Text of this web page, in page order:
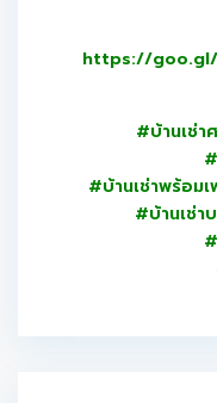
https://goo.gl/
#บ้านเช่า
#บ้านเช่าพร้อมเ
#บ้านเช่า